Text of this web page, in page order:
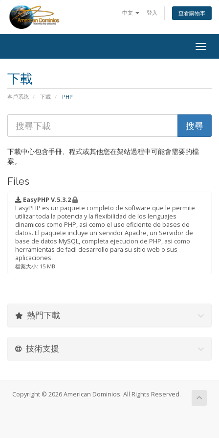
中文 登入 查看購物車
下載
客戶系統 下載 PHP
下載中心包含手冊、程式或其他您在架站過程中可能會需要的檔
案。
Files
EasyPHP V.5.3.2
EasyPHP es un paquete completo de software que le permite
utilizar toda la potencia y la flexibilidad de los lenguajes
dinamicos como PHP, asi como el uso eficiente de bases de
datos. El paquete incluye un servidor Apache, un Servidor de
base de datos MySQL, completa ejecucion de PHP, asi como
herramientas de facil desarrollo para su sitio web o sus
aplicaciones.
檔案大小: 15 MB
熱門下載
技術支援
Copyright © 2026 American Dominios. All Rights Reserved.